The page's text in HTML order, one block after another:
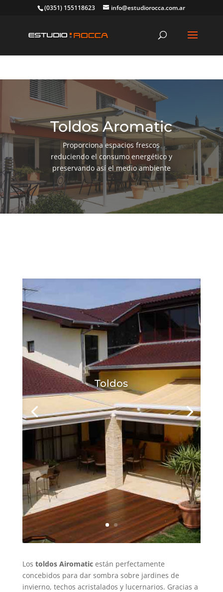
(0351) 155118623 info@estudiorocca.com.ar
Toldos Aromatic
Proporciona espacios frescos
reduciendo el consumo energético y
preservando así el medio ambiente
Toldos
Los toldos Airomaticestán perfectamente
concebidos para dar sombra sobre jardines de
invierno, techos acristalados y lucernarios. Gracias a